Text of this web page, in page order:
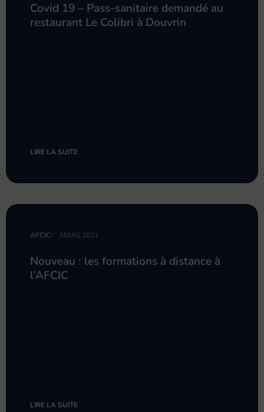
Covid 19 – Pass-sanitaire demandé au
restaurant Le Colibri à Douvrin
LIRE LA SUITE
AFCIC/ MARS 2021
Nouveau : les formations à distance à
l’AFCIC
LIRE LA SUITE